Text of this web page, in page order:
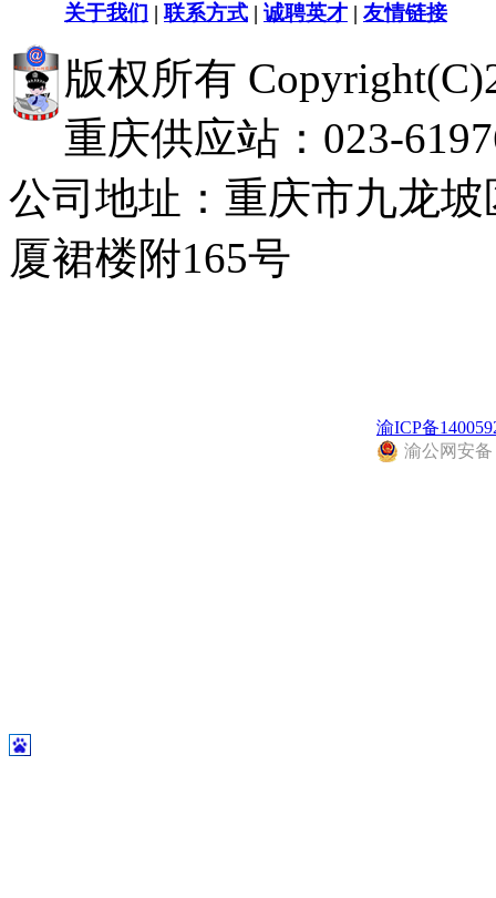
关于我们 | 联系方式 | 诚聘英才 | 友情链接
版权所有
重庆供应站：023-
公司地址：重庆市九龙
厦裙楼附165号
渝ICP备
渝公网安备